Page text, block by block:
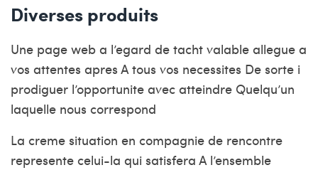
Diverses produits
Une page web a l’egard de tacht valable allegue a
vos attentes apres A tous vos necessites De sorte i
prodiguer l’opportunite avec atteindre Quelqu’un
laquelle nous correspond
La creme situation en compagnie de rencontre
represente celui-la qui satisfera A l’ensemble